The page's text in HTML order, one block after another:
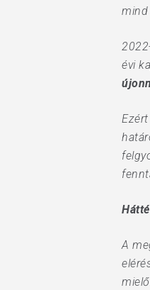
mind
évi
A